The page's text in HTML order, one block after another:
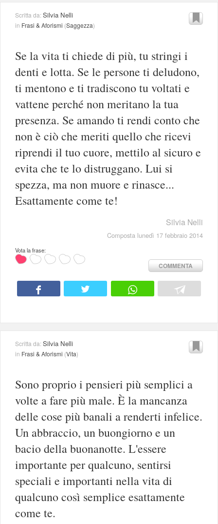
Scritta da:Silvia Nelli
in Frasi & Aforismi (Saggezza)
Se la vita ti chiede di più, tu stringi i
denti e lotta. Se le persone ti deludono,
ti mentono e ti tradiscono tu voltati e
vattene perché non meritano la tua
presenza. Se amando ti rendi conto che
non è ciò che meriti quello che ricevi
riprendi il tuo cuore, mettilo al sicuro e
evita che te lo distruggano. Lui si
spezza, ma non muore e rinasce...
Esattamente come te!
Silvia Nelli
Composta lunedì 17 febbraio 2014
Vota la frase:
COMMENTA
Scritta da:Silvia Nelli
in Frasi & Aforismi (Vita)
Sono proprio i pensieri più semplici a
volte a fare più male. È la mancanza
delle cose più banali a renderti infelice.
Un abbraccio, un buongiorno e un
bacio della buonanotte. L'essere
importante per qualcuno, sentirsi
speciali e importanti nella vita di
qualcuno così semplice esattamente
come te.